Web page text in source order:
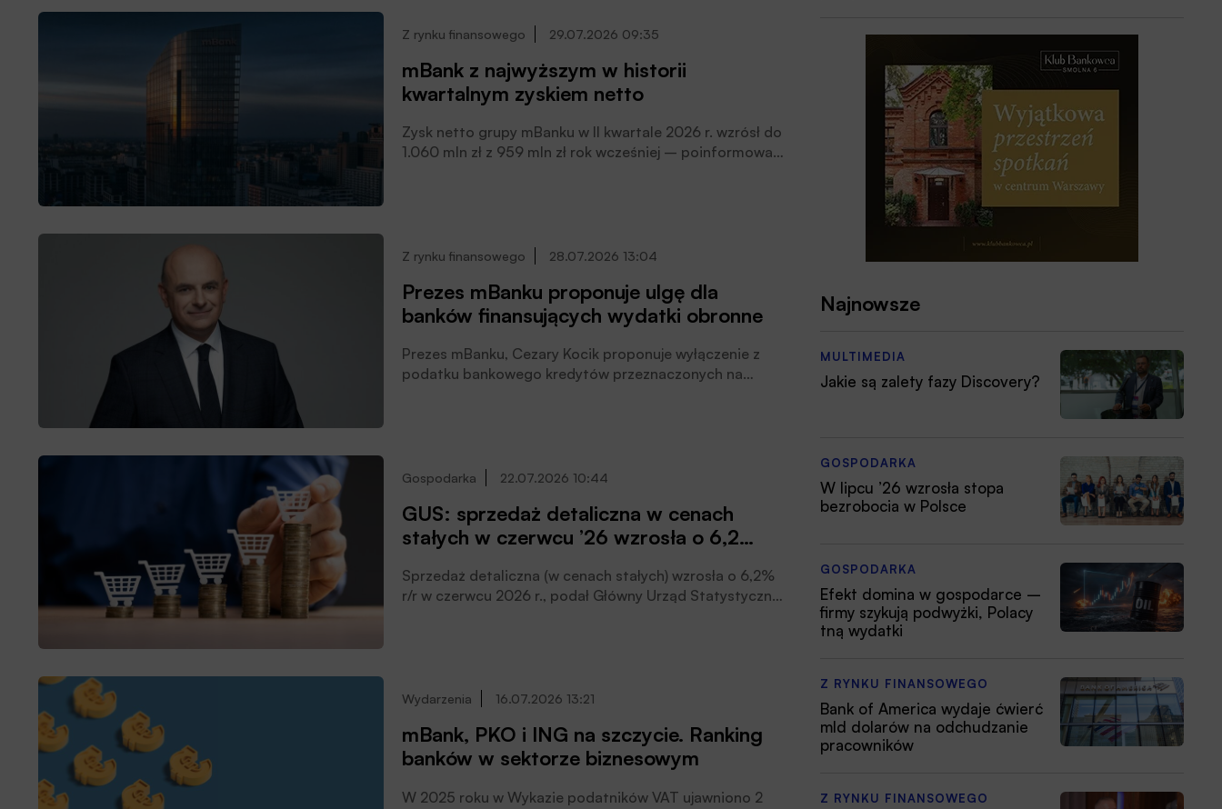
kapitałowego oraz kapitał prywatny, pisze Agnieszka
Z rynku finansowego 29.07.2026 09:35
mBank z najwyższym w historii
kwartalnym zyskiem netto
Zysk netto grupy mBanku w II kwartale 2026 r. wzrósł do
1.060 mln zł z 959 mln zł rok wcześniej – poinformował
Z rynku finansowego 28.07.2026 13:04
Prezes mBanku proponuje ulgę dla
banków finansujących wydatki obronne
Prezes mBanku, Cezary Kocik proponuje wyłączenie z
podatku bankowego kredytów przeznaczonych na
Gospodarka 22.07.2026 10:44
GUS: sprzedaż detaliczna w cenach
stałych w czerwcu ’26 wzrosła o 6,2
Sprzedaż detaliczna (w cenach stałych) wzrosła o 6,2%
r/r w czerwcu 2026 r., podał Główny Urząd Statystyczny
Wydarzenia 16.07.2026 13:21
mBank, PKO i ING na szczycie. Ranking
banków w sektorze biznesowym
W 2025 roku w Wykazie podatników VAT ujawniono 2
Najnowsze
MULTIMEDIA
Jakie są zalety fazy Discovery?
GOSPODARKA
W lipcu ’26 wzrosła stopa
bezrobocia w Polsce
GOSPODARKA
Efekt domina w gospodarce –
firmy szykują podwyżki, Polacy
tną wydatki
Z RYNKU FINANSOWEGO
Bank of America wydaje ćwierć
mld dolarów na odchudzanie
pracowników
Z RYNKU FINANSOWEGO